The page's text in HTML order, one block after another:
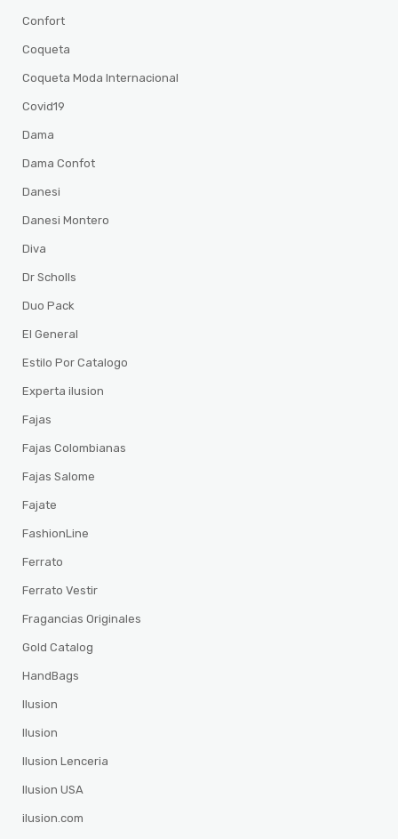
Confort
Coqueta
Coqueta Moda Internacional
Covid19
Dama
Dama Confot
Danesi
Danesi Montero
Diva
Dr Scholls
Duo Pack
El General
Estilo Por Catalogo
Experta ilusion
Fajas
Fajas Colombianas
Fajas Salome
Fajate
FashionLine
Ferrato
Ferrato Vestir
Fragancias Originales
Gold Catalog
HandBags
Ilusion
Ilusion
Ilusion Lenceria
Ilusion USA
ilusion.com